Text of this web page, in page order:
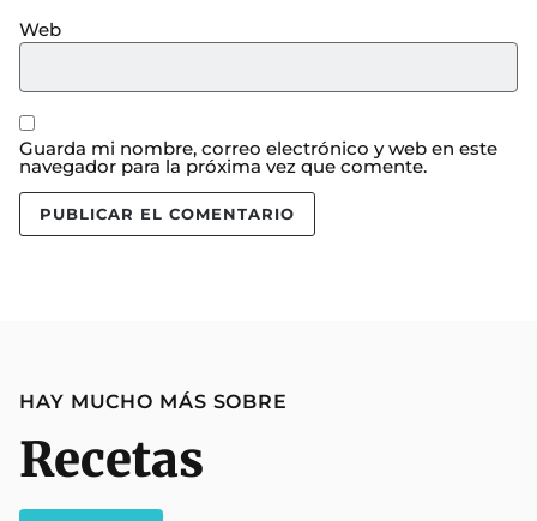
Web
Guarda mi nombre, correo electrónico y web en este
navegador para la próxima vez que comente.
HAY MUCHO MÁS SOBRE
Recetas